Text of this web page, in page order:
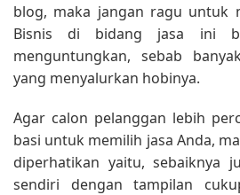
blog, maka jangan ragu untuk
Bisnis di bidang jasa ini
menguntungkan, sebab
yang menyalurkan hobinya.
Agar calon pelanggan lebih
basi untuk memilih jasa Anda,
diperhatikan yaitu, sebaiknya
sendiri dengan tampilan